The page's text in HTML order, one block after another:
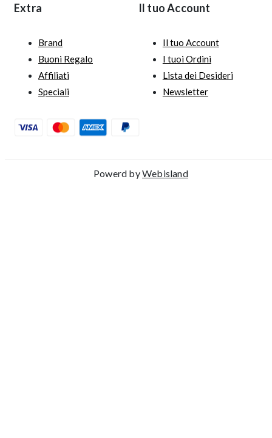
Extra
Brand
Buoni Regalo
Affiliati
Speciali
Il tuo Account
Il tuo Account
I tuoi Ordini
Lista dei Desideri
Newsletter
Powerd byWebisland